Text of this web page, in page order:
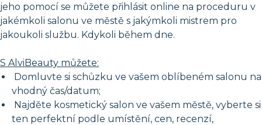
jeho pomocí se můžete přihlásit online na proceduru v
jakémkoli salonu ve městě s jakýmkoli mistrem pro
jakoukoli službu. Kdykoli během dne.
S AlviBeauty můžete:
Domluvte si schůzku ve vašem oblíbeném salonu na
vhodný čas/datum;
Najděte kosmetický salon ve vašem městě, vyberte si
ten perfektní podle umístění, cen, recenzí,